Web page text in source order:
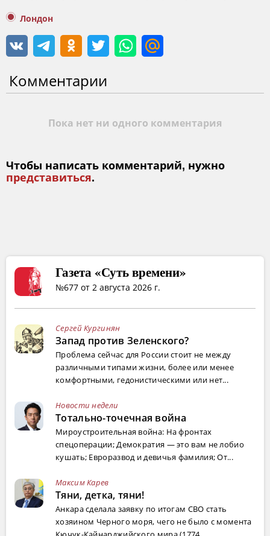
Лондон
Комментарии
Пока нет ни одного комментария
Чтобы написать комментарий, нужно
представиться.
Газета «Суть времени»
№677 от 2 августа 2026 г.
Сергей Кургинян
Запад против Зеленского?
Проблема сейчас для России стоит не между
различными типами жизни, более или менее
комфортными, гедонистическими или нет...
Новости недели
Тотально-точечная война
Мироустроительная война: На фронтах
спецоперации; Демократия — это вам не лобио
кушать; Евроразвод и девичья фамилия; От...
Максим Карев
Тяни, детка, тяни!
Анкара сделала заявку по итогам СВО стать
хозяином Черного моря, чего не было с момента